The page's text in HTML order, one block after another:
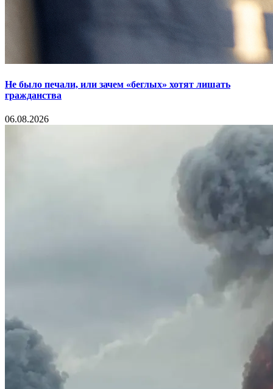
Не было печали, или зачем «беглых» хотят лишать
гражданства
06.08.2026